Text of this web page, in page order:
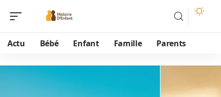
Actu Bébé Enfant Famille Parents